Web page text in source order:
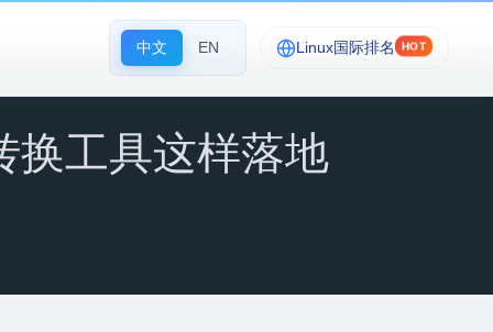
中文 EN Linux国际排名 HOT
换工具这样落地